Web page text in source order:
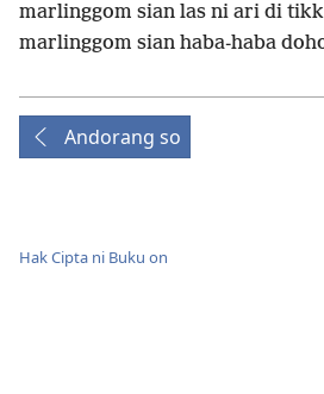
marlinggom sian las ni ari di
marlinggom sian haba-haba
Andorang so
Hak Cipta ni Buku on